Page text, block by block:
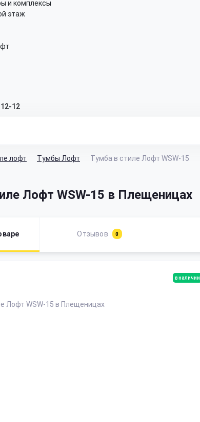
и комплексы
этаж
12
лофт Тумбы Лофт Тумба в стиле Лофт WSW-15
Лофт WSW-15 в Плещеницах
Отзывов 0
в наличии